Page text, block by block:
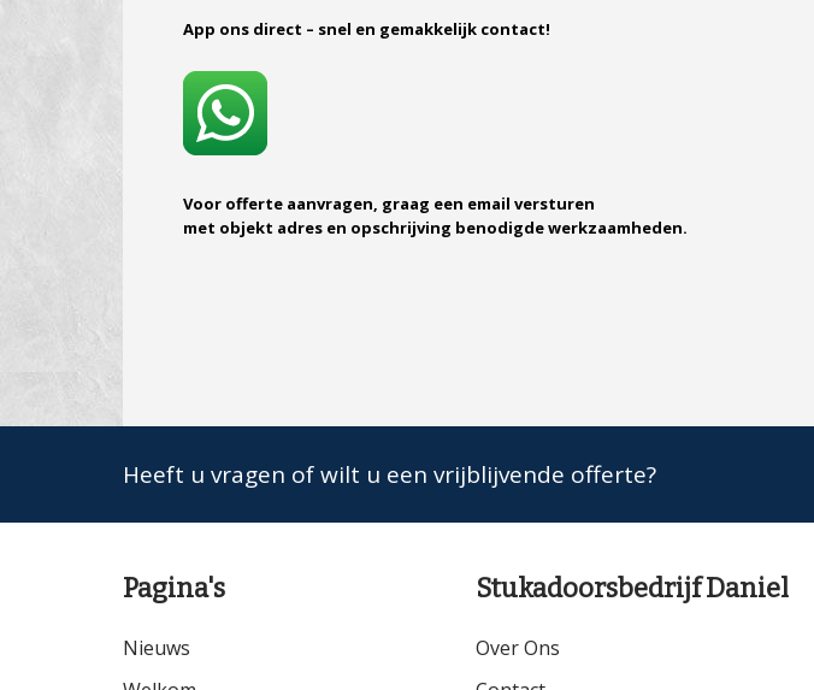
App ons direct – snel en gemakkelijk contact!
Voor offerte aanvragen, graag een email versturen
met objekt adres en opschrijving benodigde werkzaamheden.
Heeft u vragen of wilt u een vrijblijvende offerte?
Pagina's
Nieuws
Stukadoorsbedrijf Daniel
Over Ons